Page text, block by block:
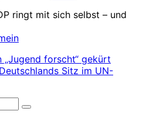
ringt mit sich selbst – und
„Jugend forscht“ gekürt
Sitz im UN-